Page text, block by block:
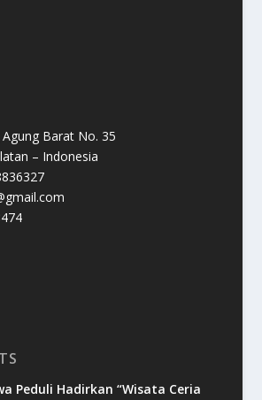
Agung Barat No. 35
– Indonesia
Peduli Hadirkan “Wisata Ceria